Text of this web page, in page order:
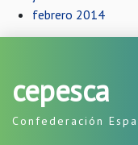
febrero 2014
cepesca
Confederación